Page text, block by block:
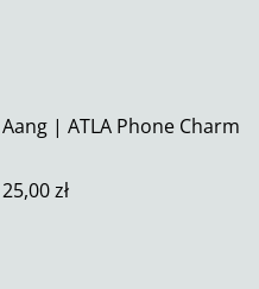
Aang | ATLA Phone Charm
25,00 zł